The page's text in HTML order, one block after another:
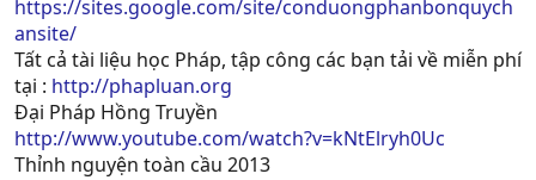
https://sites.google.com/site/conduongphanbonquych
ansite/
Tất cả tài liệu học Pháp, tập công các bạn tải về miễn phí
tại : http://phapluan.org
Đại Pháp Hồng Truyền
http://www.youtube.com/watch?v=kNtElryh0Uc
Thỉnh nguyện toàn cầu 2013